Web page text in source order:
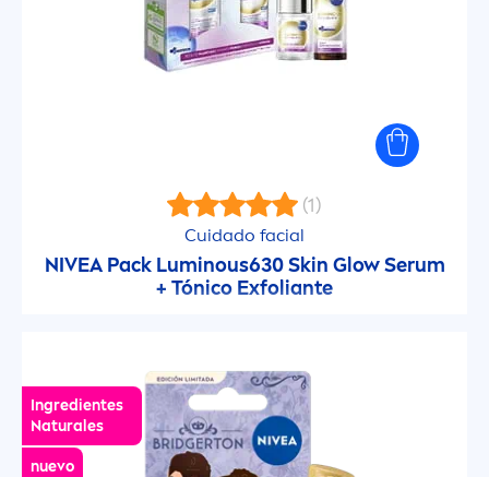
(1)
Cuidado facial
NIVEAPack Luminous630Skin Glow Serum
+ Tónico Exfoliante
Ingredientes
Naturales
nuevo